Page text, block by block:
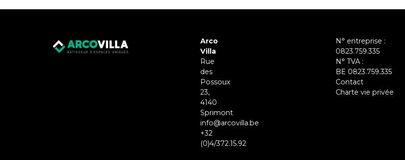
Arco
Villa
Rue
des
Possoux
23,
4140
Sprimont
info@arcovilla.be
+32
(0)4/372.15.92
N° entreprise :
0823.759.335
N° TVA :
BE 0823.759.335
Contact
Charte vie privée